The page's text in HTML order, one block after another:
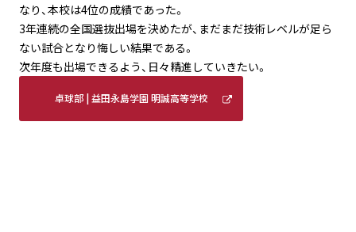
なり、本校は4位の成績であった。
3年連続の全国選抜出場を決めたが、まだまだ技術レベルが足ら
ない試合となり悔しい結果である。
次年度も出場できるよう、日々精進していきたい。
卓球部 | 益田永島学園 明誠高等学校